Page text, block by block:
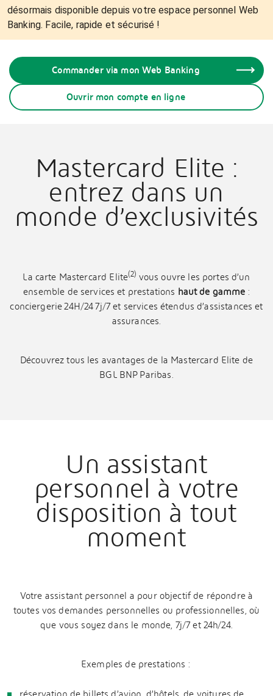
désormais disponible depuis votre espace personnel Web
Banking. Facile, rapide et sécurisé !
Commander via mon Web Banking
Ouvrir mon compte en ligne
Mastercard Elite :
entrez dans un
monde d’exclusivités
La carte Mastercard Elite(2) vous ouvre les portes d’un
ensemble de services et prestations haut de gamme :
conciergerie 24H/24 7j/7 et services étendus d’assistances et
assurances.
Découvrez tous les avantages de la Mastercard Elite de
BGL BNP Paribas.
Un assistant
personnel à votre
disposition à tout
moment
Votre assistant personnel a pour objectif de répondre à
toutes vos demandes personnelles ou professionnelles, où
que vous soyez dans le monde, 7j/7 et 24h/24.
Exemples de prestations :